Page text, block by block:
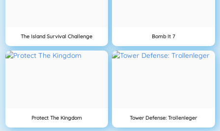
The Island Survival Challenge Bomb It 7
Protect The Kingdom Tower Defense: Trollenleger